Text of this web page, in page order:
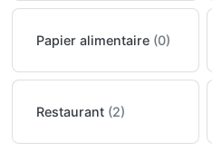
Papier alimentaire (0)
Restaurant (2)